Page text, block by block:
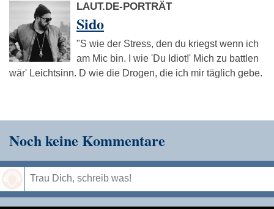
LAUT.DE-PORTRÄT
Sido
"S wie der Stress, den du kriegst wenn ich
am Mic bin. I wie 'Du Idiot!' Mich zu battlen
wär' Leichtsinn. D wie die Drogen, die ich mir täglich gebe.
Noch keine Kommentare